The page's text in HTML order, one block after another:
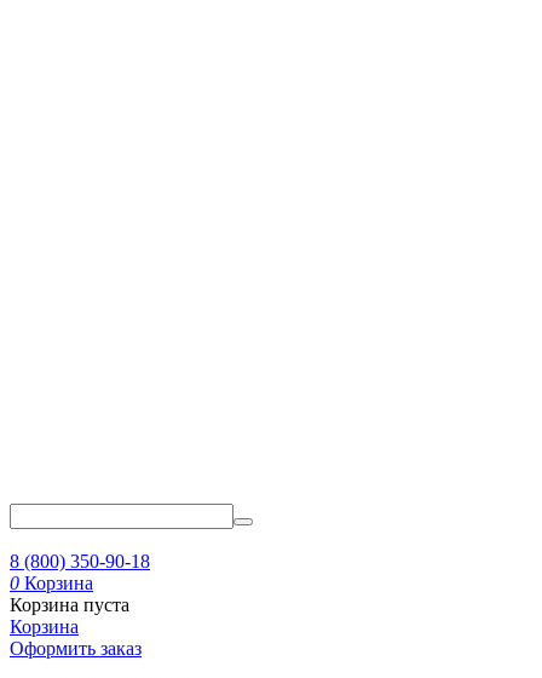
8 (800) 350-90-18
0 Корзина
Корзина пуста
Корзина
Оформить заказ